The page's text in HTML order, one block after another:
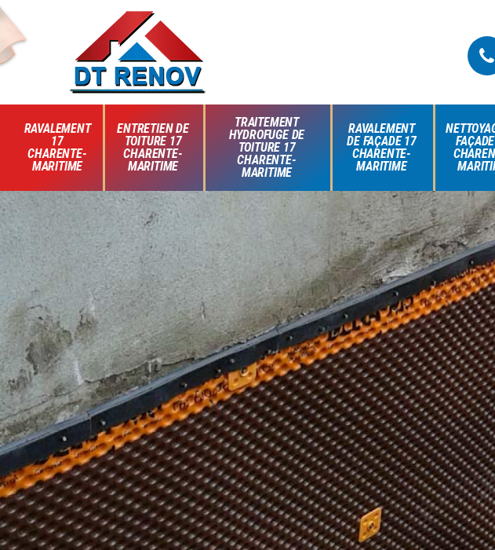
RAVALEMENT
17
CHARENTE-
MARITIME
ENTRETIEN DE
TOITURE 17
CHARENTE-
MARITIME
TRAITEMENT
HYDROFUGE DE
TOITURE 17
CHARENTE-
MARITIME
RAVALEMENT
DE FAÇADE 17
CHARENTE-
MARITIME